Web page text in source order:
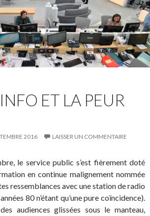
ET LA PEUR
2016 LAISSER UN COMMENTAIRE
le service public s’est fièrement doté
en continue malignement nommée
ressemblances avec une station de radio
80 n’étant qu’une pure coïncidence).
audiences glissées sous le manteau,